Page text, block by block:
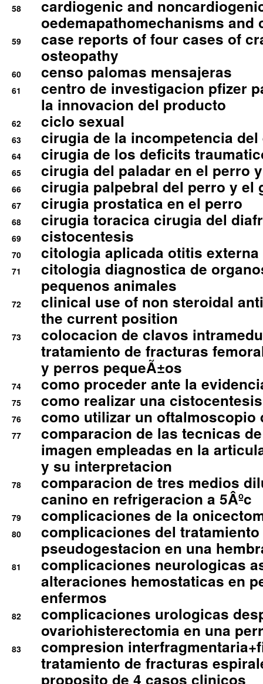
58
cardiogenic and
oedemapathomechanisms and
59
case reports of four cases of
osteopathy
60 censo palomas mensajeras
61
centro de investigacion pfizer
la innovacion del producto
62 ciclo sexual
63 cirugia de la incompetencia
64 cirugia de los deficits
65 cirugia del paladar en el perro
66 cirugia palpebral del perro y el
67 cirugia prostatica en el perro
68 cirugia toracica cirugia del
69 cistocentesis
70 citologia aplicada otitis externa
71
citologia diagnostica de
pequenos animales
72
clinical use of non steroidal
the current position
73
colocacion de clavos
tratamiento de fracturas
y perros pequeÃ±os
74 como proceder ante la
75 como realizar una
76 como utilizar un oftalmoscopio
77
comparacion de las tecnicas
imagen empleadas en la
y su interpretacion
78
comparacion de tres medios
canino en refrigeracion a 5Âºc
79 complicaciones de la
80
complicaciones del
pseudogestacion en una
81
complicaciones neurologicas
alteraciones hemostaticas en
enfermos
82
complicaciones urologicas
ovariohisterectomia en una
83
compresion
tratamiento de fracturas
proposito de 4 casos clinicos